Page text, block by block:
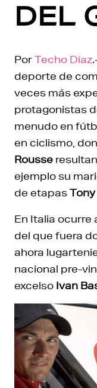
DEL
PorTecho Díaz
deporte de
veces más
protagonistas
menudo en
en ciclismo,
Rousse
ejemplo su
de etapas
En Italia ocurre
del que fuera
ahora
nacional pre-
excelso Ivan